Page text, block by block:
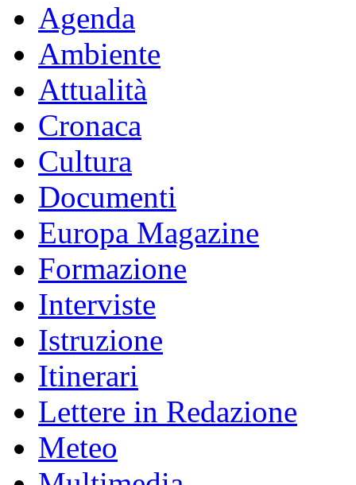
Agenda
Ambiente
Attualità
Cronaca
Cultura
Documenti
Europa Magazine
Formazione
Interviste
Istruzione
Itinerari
Lettere in Redazione
Meteo